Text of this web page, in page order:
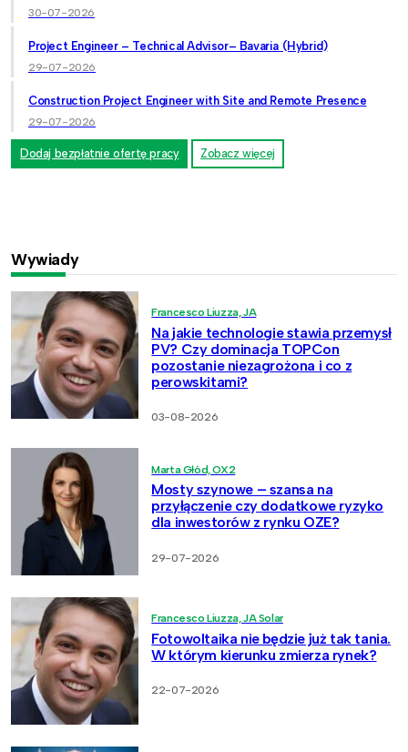
30-07-2026
Project Engineer – Technical Advisor– Bavaria (Hybrid)
29-07-2026
Construction Project Engineer with Site and Remote Presence
29-07-2026
Dodaj bezpłatnie ofertę pracy Zobacz więcej
Wywiady
Francesco Liuzza, JA
Na jakie technologie stawia przemysł
PV? Czy dominacja TOPCon
pozostanie niezagrożona i co z
perowskitami?
03-08-2026
Marta Głód, OX2
Mosty szynowe – szansa na
przyłączenie czy dodatkowe ryzyko
dla inwestorów z rynku OZE?
29-07-2026
Francesco Liuzza, JA Solar
Fotowoltaika nie będzie już tak tania.
W którym kierunku zmierza rynek?
22-07-2026